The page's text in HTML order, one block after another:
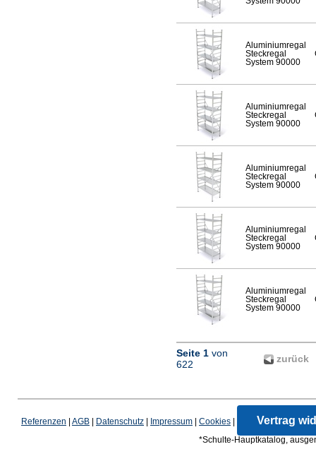
Aluminiumregal
Steckregal
System 90000
Aluminiumregal
Steckregal
System 90000
Aluminiumregal
Steckregal
System 90000
Aluminiumregal
Steckregal
System 90000
Aluminiumregal
Steckregal
System 90000
Seite 1 von
622
zurück
Referenzen AGB Datenschutz Impressum Cookies Vertrag
*Schulte-Hauptkatalog,